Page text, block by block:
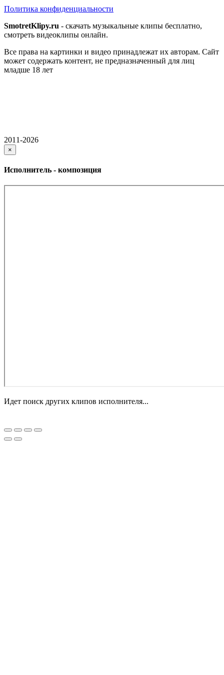
Политика конфиденциальности
SmotretKlipy.ru - скачать музыкальные клипы бесплатно,
смотреть видеоклипы онлайн.
Все права на картинки и видео принадлежат их авторам. Сайт
может содержать контент, не предназначенный для лиц
младше 18 лет
2011-2026
×
Исполнитель - композиция
Идет поиск других клипов исполнителя...